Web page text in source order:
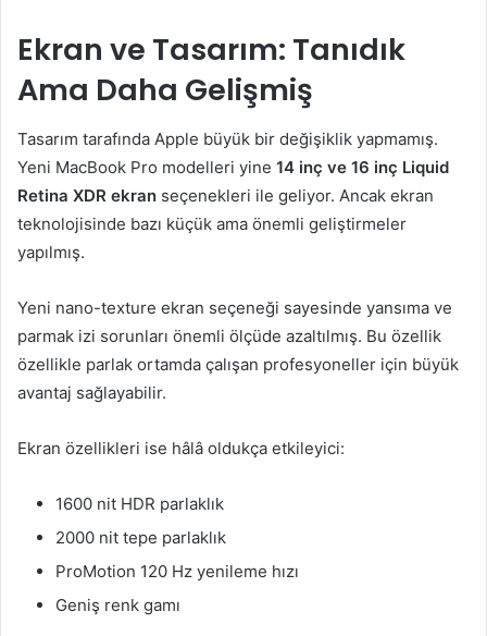
Ekran ve Tasarım: Tanıdık
Ama Daha Gelişmiş
Tasarım tarafında Apple büyük bir değişiklik yapmamış.
Yeni MacBook Pro modelleri yine 14 inç ve 16 inç Liquid
Retina XDR ekran seçenekleri ile geliyor. Ancak ekran
teknolojisinde bazı küçük ama önemli geliştirmeler
yapılmış.
Yeni nano-texture ekran seçeneği sayesinde yansıma ve
parmak izi sorunları önemli ölçüde azaltılmış. Bu özellik
özellikle parlak ortamda çalışan profesyoneller için büyük
avantaj sağlayabilir.
Ekran özellikleri ise hâlâ oldukça etkileyici:
1600 nit HDR parlaklık
2000 nit tepe parlaklık
ProMotion 120 Hz yenileme hızı
Geniş renk gamı